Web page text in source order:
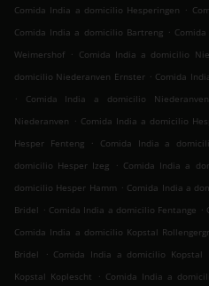
Comida India a domicilio Hesperingen .
Comida India a domicilio Bartreng .
Weimershof . Comida India a domicilio
domicilio Niederanven Ernster . Comida
.
Comida India a domicilio
Niederanven . Comida India a domicilio
Hesper Fenteng
. Comida India a
domicilio Hesper Izeg
. Comida India a
domicilio Hesper Hamm . Comida India a
Bridel . Comida India a domicilio Fentange .
Comida India a domicilio Kopstal
Bridel
. Comida India a domicilio Kopstal
Kopstal Koplescht
. Comida India a